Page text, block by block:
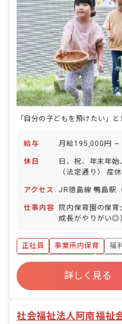
給与 月給195,000円 ~
休日
日、祝、年末年
（法定通り） 産
日
アクセス JR徳島線 鴨島駅
仕事内容
院内保育園の保
成長がやりがい◎
食事・睡眠・排泄
・集団生活を通じ
の計画・実行、お
正社員 事業所内保育
福
ボーナス・賞与あり
社会
昇給昇進あり
詳しく見る
社会福祉法人阿南福祉